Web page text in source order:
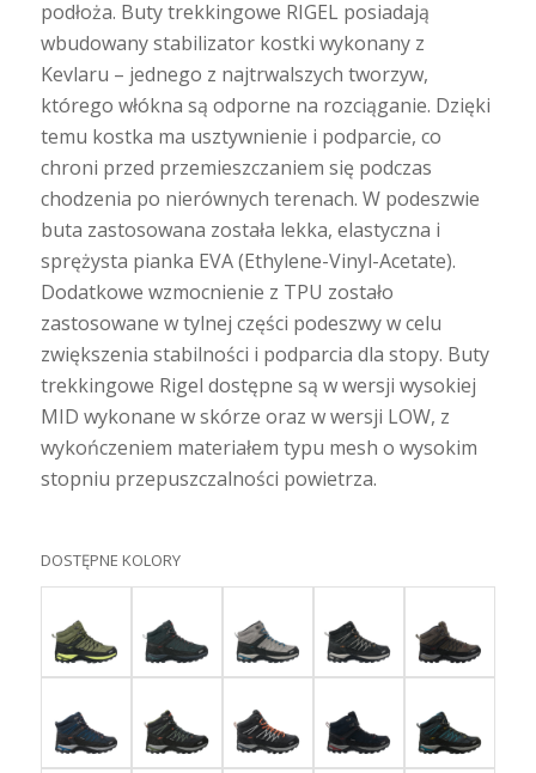
podłoża. Buty trekkingowe RIGEL posiadają
wbudowany stabilizator kostki wykonany z
Kevlaru – jednego z najtrwalszych tworzyw,
którego włókna są odporne na rozciąganie. Dzięki
temu kostka ma usztywnienie i podparcie, co
chroni przed przemieszczaniem się podczas
chodzenia po nierównych terenach. W podeszwie
buta zastosowana została lekka, elastyczna i
sprężysta pianka EVA (Ethylene-Vinyl-Acetate).
Dodatkowe wzmocnienie z TPU zostało
zastosowane w tylnej części podeszwy w celu
zwiększenia stabilności i podparcia dla stopy. Buty
trekkingowe Rigel dostępne są w wersji wysokiej
MID wykonane w skórze oraz w wersji LOW, z
wykończeniem materiałem typu mesh o wysokim
stopniu przepuszczalności powietrza.
DOSTĘPNE KOLORY